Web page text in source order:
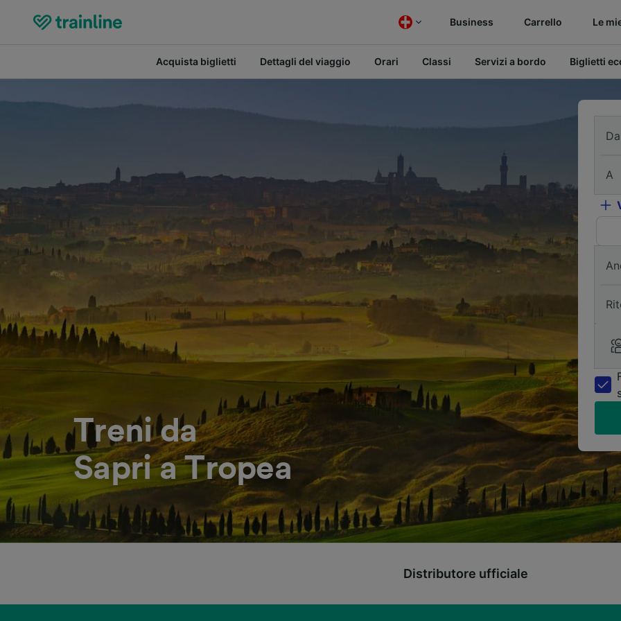
Business Carrello Le
Acquista biglietti Dettagli del viaggio Orari Classi Servizi a bordo Biglietti
Treni da
Sapri a Tropea
Da
A
Distributore ufficiale